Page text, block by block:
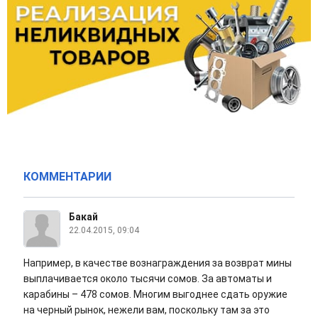
КОММЕНТАРИИ
Бакай
22.04.2015, 09:04
Например, в качестве вознаграждения за возврат мины
выплачивается около тысячи сомов. За автоматы и
карабины – 478 сомов. Многим выгоднее сдать оружие
на черный рынок, нежели вам, поскольку там за это